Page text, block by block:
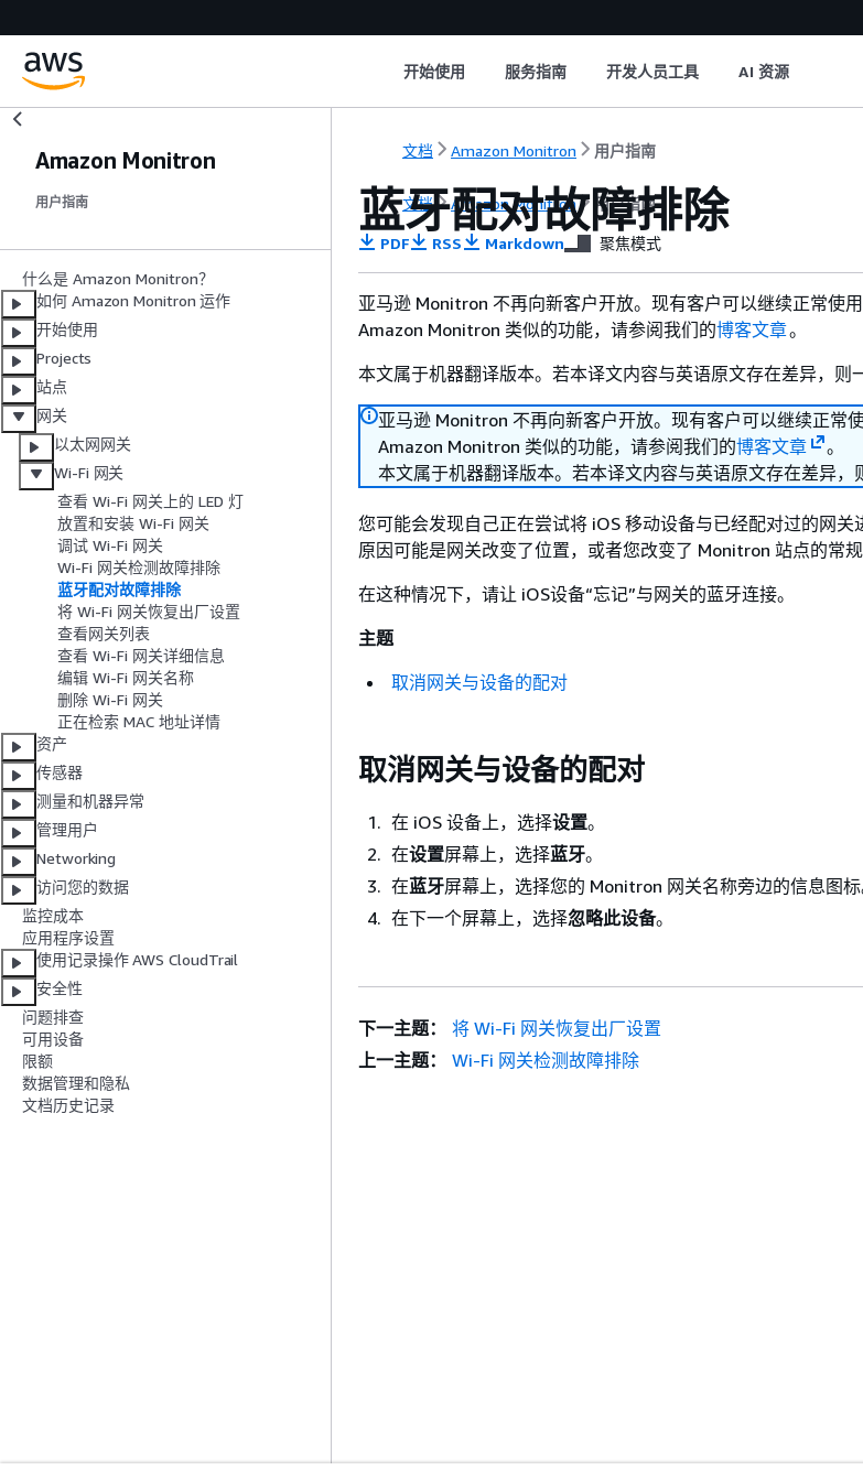
开始使用 服务指南 开发人员工具 AI 资源
Amazon Monitron
用户指南
什么是 Amazon Monitron？
如何 Amazon Monitron 运作
开始使用
Projects
站点
网关
以太网网关
Wi-Fi 网关
查看 Wi-Fi 网关上的 LED 灯
放置和安装 Wi-Fi 网关
调试 Wi-Fi 网关
Wi-Fi 网关检测故障排除
蓝牙配对故障排除
将 Wi-Fi 网关恢复出厂设置
查看网关列表
查看 Wi-Fi 网关详细信息
编辑 Wi-Fi 网关名称
删除 Wi-Fi 网关
正在检索 MAC 地址详情
资产
传感器
测量和机器异常
管理用户
Networking
访问您的数据
监控成本
应用程序设置
使用记录操作 AWS CloudTrail
安全性
问题排查
可用设备
限额
数据管理和隐私
文档历史记录
文档 Amazon Monitron 用户指南
文档 Amazon Monitron 用户指南
蓝牙配对故障排除
PDF RSS Markdown 聚焦模式
亚马逊 Monitron 不再向新客户开放。现有客户可以继续正常使
Amazon Monitron 类似的功能，请参阅我们的博客文章。
本文属于机器翻译版本。若本译文内容与英语原文存在差异，则
亚马逊 Monitron 不再向新客户开放。现有客户可以继续正常
Amazon Monitron 类似的功能，请参阅我们的博客文章
。
本文属于机器翻译版本。若本译文内容与英语原文存在差异，
您可能会发现自己正在尝试将 iOS 移动设备与已经配对过的网关
原因可能是网关改变了位置，或者您改变了 Monitron 站点的常规
在这种情况下，请让 iOS设备“忘记”与网关的蓝牙连接。
主题
取消网关与设备的配对
取消网关与设备的配对
在 iOS 设备上，选择设置。
在设置屏幕上，选择蓝牙。
在蓝牙屏幕上，选择您的 Monitron 网关名称旁边的信息图标
在下一个屏幕上，选择忽略此设备。
下一主题：
将 Wi-Fi 网关恢复出厂设置
上一主题：
Wi-Fi 网关检测故障排除